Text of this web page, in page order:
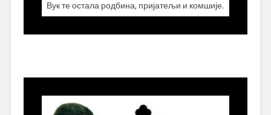
Вук те остала родбина, пријатељи и комшије.